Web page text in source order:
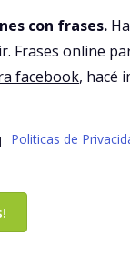
con frases.
Frases online
facebook, hacé
| Politicas de